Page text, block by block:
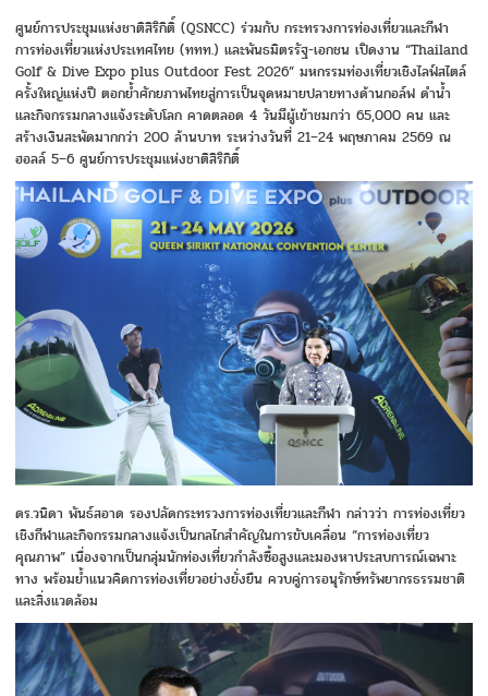
ศูนย์การประชุมแห่งชาติสิริกิติ์ (QSNCC) ร่วมกับ กระทรวงการท่องเที่ยวและกีฬา
การท่องเที่ยวแห่งประเทศไทย (ททท.) และพันธมิตรรัฐ-เอกชน เปิดงาน “Thailand
Golf & Dive Expo plus Outdoor Fest 2026” มหกรรมท่องเที่ยวเชิงไลฟ์สไตล์
ครั้งใหญ่แห่งปี ตอกย้ำศักยภาพไทยสู่การเป็นจุดหมายปลายทางด้านกอล์ฟ ดำน้ำ
และกิจกรรมกลางแจ้งระดับโลก คาดตลอด 4 วันมีผู้เข้าชมกว่า 65,000 คน และ
สร้างเงินสะพัดมากกว่า 200 ล้านบาท ระหว่างวันที่ 21–24 พฤษภาคม 2569 ณ
ฮอลล์ 5–6 ศูนย์การประชุมแห่งชาติสิริกิติ์
ดร.วนิดา พันธ์สอาด รองปลัดกระทรวงการท่องเที่ยวและกีฬา กล่าวว่า การท่องเที่ยว
เชิงกีฬาและกิจกรรมกลางแจ้งเป็นกลไกสำคัญในการขับเคลื่อน “การท่องเที่ยว
คุณภาพ” เนื่องจากเป็นกลุ่มนักท่องเที่ยวกำลังซื้อสูงและมองหาประสบการณ์เฉพาะ
ทาง พร้อมย้ำแนวคิดการท่องเที่ยวอย่างยั่งยืน ควบคู่การอนุรักษ์ทรัพยากรธรรมชาติ
และสิ่งแวดล้อม